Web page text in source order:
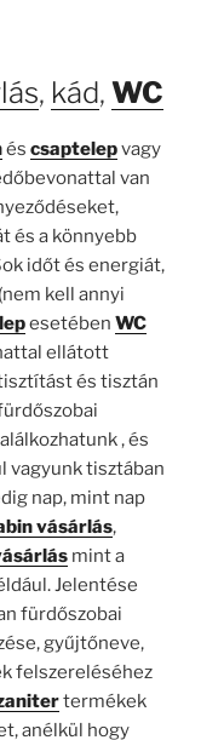
, kád, WC
és csaptelepvagy
van
és a könnyebb
időt és energiát,
kell annyi
esetében WC
ellátott
és tisztán
, és
tisztában
nap, mint nap
vásárlás,
mint a
Jelentése
fürdőszobai
gyűjtőneve,
felszereléséhez
termékek
anélkül hogy